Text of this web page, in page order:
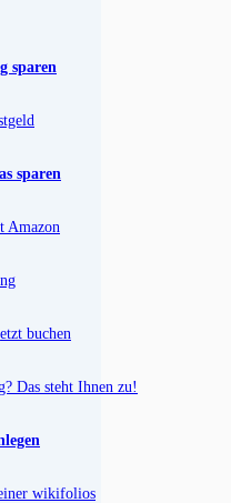
sparen
sparen
Amazon
buchen
Das steht Ihnen zu!
wikifolios